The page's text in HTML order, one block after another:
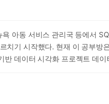
아동 서비스 관리국 등에서
기 시작했다. 현재 이 공부방
데이터 시각화 프로젝트 데